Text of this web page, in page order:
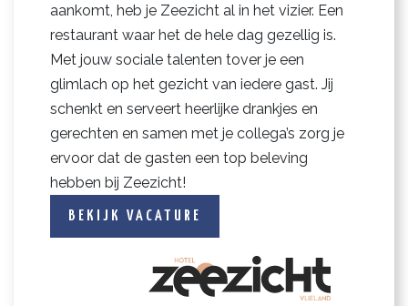
aankomt, heb je Zeezicht al in het vizier. Een
restaurant waar het de hele dag gezellig is.
Met jouw sociale talenten tover je een
glimlach op het gezicht van iedere gast. Jij
schenkt en serveert heerlijke drankjes en
gerechten en samen met je collega’s zorg je
ervoor dat de gasten een top beleving
hebben bij Zeezicht!
BEKIJK VACATURE